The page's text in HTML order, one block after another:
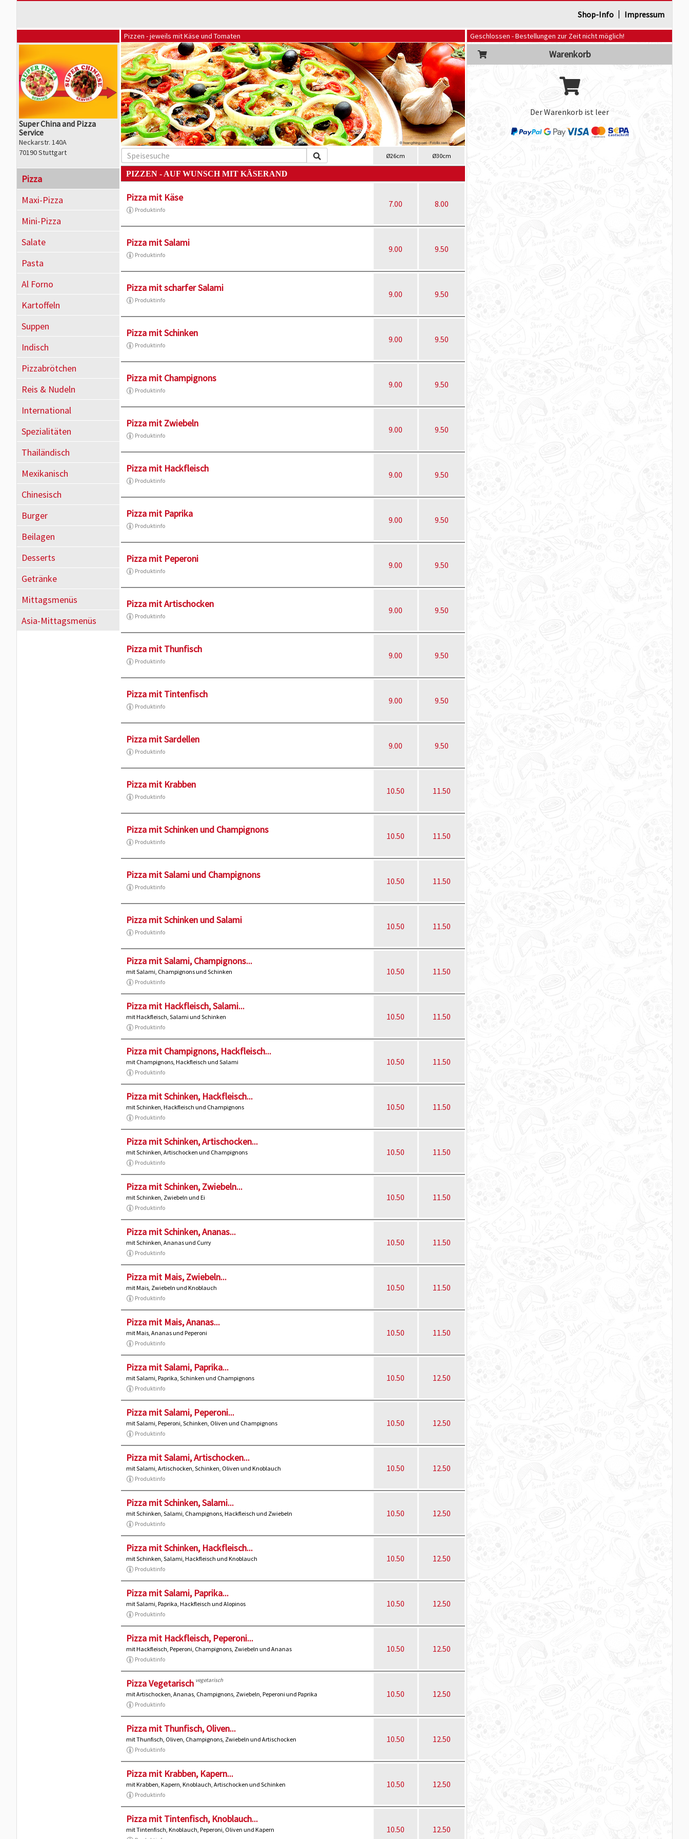
Shop-Info | Impressum
Geschlossen - Bestellungen zur Zeit nicht möglich!
Warenkorb
Der Warenkorb ist leer
Super China and Pizza
Service
Neckarstr. 140A
70190 Stuttgart
Pizza
Maxi-Pizza
Mini-Pizza
Salate
Pasta
Al Forno
Kartoffeln
Suppen
Indisch
Pizzabrötchen
Reis & Nudeln
International
Spezialitäten
Thailändisch
Mexikanisch
Chinesisch
Burger
Beilagen
Desserts
Getränke
Mittagsmenüs
Asia-Mittagsmenüs
Pizzen - jeweils mit Käse und Tomaten
Ø26cm Ø30cm
PIZZEN - AUF WUNSCH MIT KÄSERAND
Pizza mit Käse
Produktinfo
7.00 8.00
Pizza mit Salami
Produktinfo
9.00 9.50
Pizza mit scharfer Salami
Produktinfo
9.00 9.50
Pizza mit Schinken
Produktinfo
9.00 9.50
Pizza mit Champignons
Produktinfo
9.00 9.50
Pizza mit Zwiebeln
Produktinfo
9.00 9.50
Pizza mit Hackfleisch
Produktinfo
9.00 9.50
Pizza mit Paprika
Produktinfo
9.00 9.50
Pizza mit Peperoni
Produktinfo
9.00 9.50
Pizza mit Artischocken
Produktinfo
9.00 9.50
Pizza mit Thunfisch
Produktinfo
9.00 9.50
Pizza mit Tintenfisch
Produktinfo
9.00 9.50
Pizza mit Sardellen
Produktinfo
9.00 9.50
Pizza mit Krabben
Produktinfo
10.50 11.50
Pizza mit Schinken und Champignons
Produktinfo
10.50 11.50
Pizza mit Salami und Champignons
Produktinfo
10.50 11.50
Pizza mit Schinken und Salami
Produktinfo
10.50 11.50
Pizza mit Salami, Champignons...
mit Salami, Champignons und Schinken
Produktinfo
10.50 11.50
Pizza mit Hackfleisch, Salami...
mit Hackfleisch, Salami und Schinken
Produktinfo
10.50 11.50
Pizza mit Champignons, Hackfleisch...
mit Champignons, Hackfleisch und Salami
Produktinfo
10.50 11.50
Pizza mit Schinken, Hackfleisch...
mit Schinken, Hackfleisch und Champignons
Produktinfo
10.50 11.50
Pizza mit Schinken, Artischocken...
mit Schinken, Artischocken und Champignons
Produktinfo
10.50 11.50
Pizza mit Schinken, Zwiebeln...
mit Schinken, Zwiebeln und Ei
Produktinfo
10.50 11.50
Pizza mit Schinken, Ananas...
mit Schinken, Ananas und Curry
Produktinfo
10.50 11.50
Pizza mit Mais, Zwiebeln...
mit Mais, Zwiebeln und Knoblauch
Produktinfo
10.50 11.50
Pizza mit Mais, Ananas...
mit Mais, Ananas und Peperoni
Produktinfo
10.50 11.50
Pizza mit Salami, Paprika...
mit Salami, Paprika, Schinken und Champignons
Produktinfo
10.50 12.50
Pizza mit Salami, Peperoni...
mit Salami, Peperoni, Schinken, Oliven und Champignons
Produktinfo
10.50 12.50
Pizza mit Salami, Artischocken...
mit Salami, Artischocken, Schinken, Oliven und Knoblauch
Produktinfo
10.50 12.50
Pizza mit Schinken, Salami...
mit Schinken, Salami, Champignons, Hackfleisch und Zwiebeln
Produktinfo
10.50 12.50
Pizza mit Schinken, Hackfleisch...
mit Schinken, Salami, Hackfleisch und Knoblauch
Produktinfo
10.50 12.50
Pizza mit Salami, Paprika...
mit Salami, Paprika, Hackfleisch und Alopinos
Produktinfo
10.50 12.50
Pizza mit Hackfleisch, Peperoni...
mit Hackfleisch, Peperoni, Champignons, Zwiebeln und Ananas
Produktinfo
10.50 12.50
Pizza Vegetarisch vegetarisch
mit Artischocken, Ananas, Champignons, Zwiebeln, Peperoni und Paprika
Produktinfo
10.50 12.50
Pizza mit Thunfisch, Oliven...
mit Thunfisch, Oliven, Champignons, Zwiebeln und Artischocken
Produktinfo
10.50 12.50
Pizza mit Krabben, Kapern...
mit Krabben, Kapern, Knoblauch, Artischocken und Schinken
Produktinfo
10.50 12.50
Pizza mit Tintenfisch, Knoblauch...
mit Tintenfisch, Knoblauch, Peperoni, Oliven und Kapern
10.50 12.50